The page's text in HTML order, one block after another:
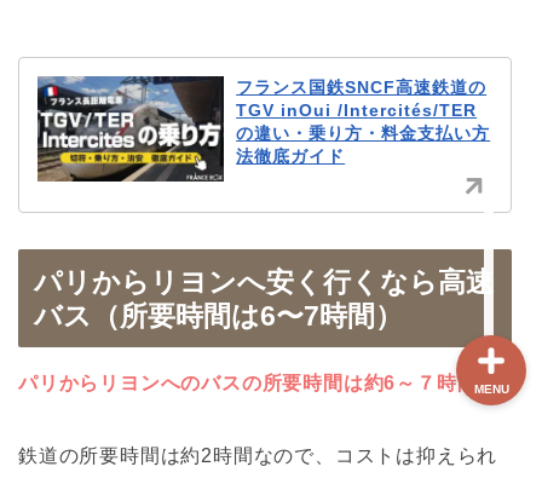
フランス国鉄SNCF高速鉄道の
TGV inOui /Intercités/TER
の違い・乗り方・料金支払い方
法徹底ガイド
パリからリヨンへ安く行くなら高速
バス（所要時間は6〜7時間）
パリからリヨンへのバスの所要時間は約6～７時間。
鉄道の所要時間は約2時間なので、コストは抑えられ
MENU
【最新版】パリ治安情報
当サイト限定クーポン